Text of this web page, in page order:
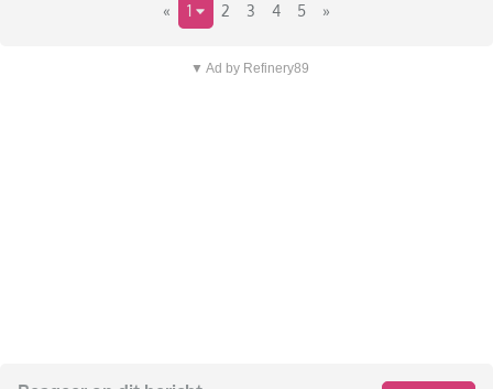
« 1 2 3 4 5 »
▼ Ad by Refinery89